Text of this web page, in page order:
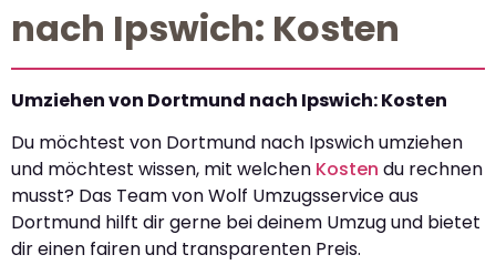
nach Ipswich: Kosten
Umziehen von Dortmund nach Ipswich: Kosten
Du möchtest von Dortmund nach Ipswich umziehen
und möchtest wissen, mit welchen Kosten du rechnen
musst? Das Team von Wolf Umzugsservice aus
Dortmund hilft dir gerne bei deinem Umzug und bietet
dir einen fairen und transparenten Preis.